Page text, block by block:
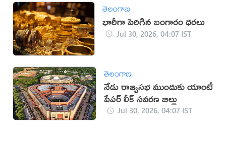
తెలంగాణ
భారీగా పెరిగిన బంగారం ధరలు
Jul 30, 2026, 04:07 IST
తెలంగాణ
నేడు రాజ్యసభ ముందుకు యాంటీ
పేపర్ లీక్ సవరణ బిల్లు
Jul 30, 2026, 04:07 IST